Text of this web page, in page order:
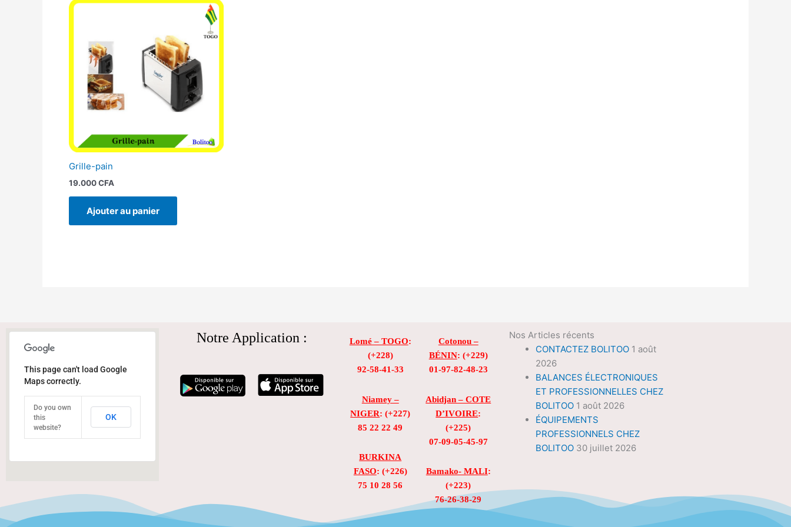
Grille-pain
19.000CFA
Ajouter au panier
This page can't load Google
Maps correctly.
Do you own
this
website?
OK
Notre Application : Lomé – TOGO:
(+228)
92-58-41-33
Niamey –
NIGER: (+227)
85 22 22 49
BURKINA
FASO: (+226)
75 10 28 56
Cotonou –
BÉNIN: (+229)
01-97-82-48-23
Abidjan – COTE
D’IVOIRE:
(+225)
07-09-05-45-97
Bamako- MALI:
(+223)
76-26-38-29
Nos Articles récents
CONTACTEZ BOLITOO 1 août
2026
BALANCES ÉLECTRONIQUES
ET PROFESSIONNELLES CHEZ
BOLITOO 1 août 2026
ÉQUIPEMENTS
PROFESSIONNELS CHEZ
BOLITOO 30 juillet 2026